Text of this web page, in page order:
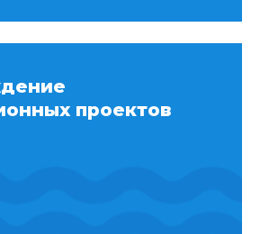
проектов